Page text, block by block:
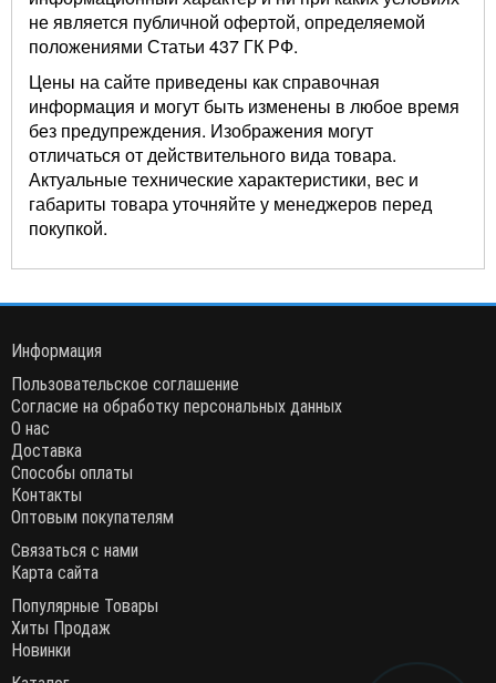
не является публичной офертой, определяемой
положениями Статьи 437 ГК РФ.
Цены на сайте приведены как справочная
информация и могут быть изменены в любое время
без предупреждения. Изображения могут
отличаться от действительного вида товара.
Актуальные технические характеристики, вес и
габариты товара уточняйте у менеджеров перед
покупкой.
Информация
Пользовательское соглашение
Согласие на обработку персональных данных
О нас
Доставка
Способы оплаты
Контакты
Оптовым покупателям
Связаться с нами
Карта сайта
Популярные Товары
Хиты Продаж
Новинки